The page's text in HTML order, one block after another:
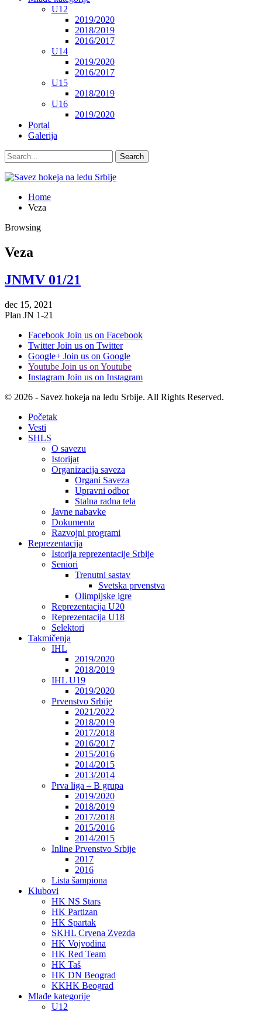
U12
2019/2020
2018/2019
2016/2017
U14
2019/2020
2016/2017
U15
2018/2019
U16
2019/2020
Portal
Galerija
Home
Veza
Browsing
Veza
JNMV 01/21
dec 15, 2021
Plan JN 1-21
Facebook Join us on Facebook
Twitter Join us on Twitter
Google+ Join us on Google
Youtube Join us on Youtube
Instagram Join us on Instagram
© 2026 - Savez hokeja na ledu Srbije. All Rights Reserved.
Početak
Vesti
SHLS
O savezu
Istorijat
Organizacija saveza
Organi Saveza
Upravni odbor
Stalna radna tela
Javne nabavke
Dokumenta
Razvojni programi
Reprezentacija
Istorija reprezentacije Srbije
Seniori
Trenutni sastav
Svetska prvenstva
Olimpijske igre
Reprezentacija U20
Reprezentacija U18
Selektori
Takmičenja
IHL
2019/2020
2018/2019
IHL U19
2019/2020
Prvenstvo Srbije
2021/2022
2018/2019
2017/2018
2016/2017
2015/2016
2014/2015
2013/2014
Prva liga – B grupa
2019/2020
2018/2019
2017/2018
2015/2016
2014/2015
Inline Prvenstvo Srbije
2017
2016
Lista šampiona
Klubovi
HK NS Stars
HK Partizan
HK Spartak
SKHL Crvena Zvezda
HK Vojvodina
HK Red Team
HK Taš
HK DN Beograd
KKHK Beograd
Mlađe kategorije
U12